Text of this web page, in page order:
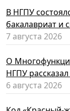
В НГПУ
бакалавриат и
7 августа 2026
О
НГПУ
6 августа 2026